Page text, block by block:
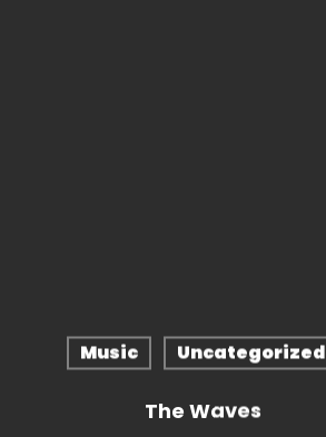
Music Uncategorized
The Waves